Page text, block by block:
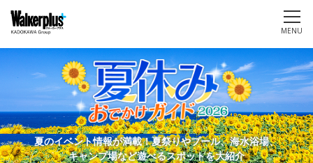
MENU
夏のイベント情報が満載！夏祭りやプール、海水浴場、
キャンプ場など遊べるスポットを大紹介